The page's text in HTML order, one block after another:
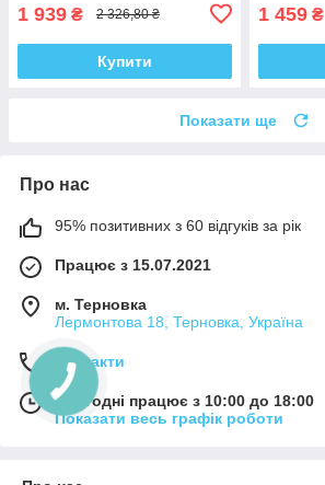
1 939 ₴ 2 326,80 ₴
Купити
1 459 ₴
Показати ще
Про нас
95% позитивних з 60 відгуків за рік
Працює з 15.07.2021
м. Терновка
Лермонтова 18, Терновка, Україна
Контакти
Сьогодні працює з 10:00 до 18:00
Показати весь графік роботи